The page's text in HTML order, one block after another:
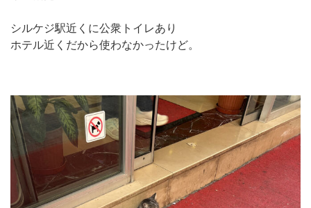
シルケジ駅近くに公衆トイレあり
ホテル近くだから使わなかったけど。